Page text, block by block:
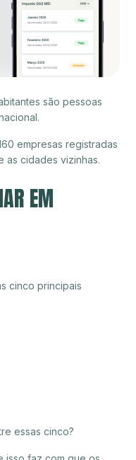
são pessoas
empresas registradas
as cidades vizinhas.
EM
cinco principais
essas cinco?